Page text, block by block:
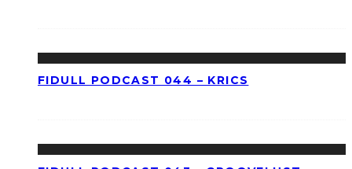
FIDULL PODCAST 044 – KRICS